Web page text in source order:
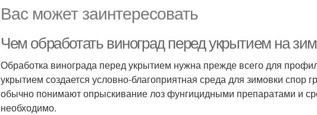
Вас может заинтересовать
Чем обработать виноград перед укрытием на
Обработка винограда перед укрытием нужна прежде всего для
укрытием создается условно-благоприятная среда для зимовки спор
обычно понимают опрыскивание лоз фунгицидными препаратами и
необходимо.